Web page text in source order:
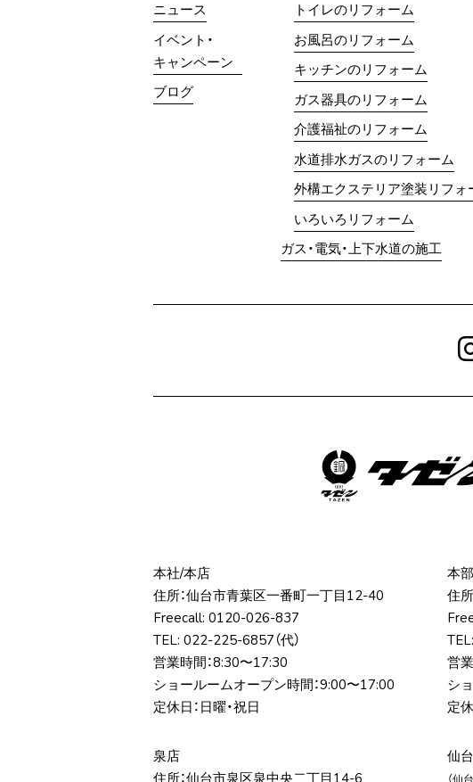
ニュース
イベント・
キャンペーン
ブログ
トイレのリフォーム
お風呂のリフォーム
キッチンのリフォーム
ガス器具のリフォーム
介護福祉のリフォーム
水道排水ガスのリフォーム
外構エクステリア塗装リフォ
いろいろリフォーム
ガス・電気・上下水道の施工
本社/本店
住所：仙台市⻘葉区⼀番町⼀丁⽬12-40
Freecall: 0120-026-837
TEL: 022-225-6857 （代）
営業時間：8:30〜17:30
ショールームオープン時間：9:00〜17:00
定休日：日曜・祝日
本
住
TEL:
営
シ
定
泉店
住所：仙台市泉区泉中央⼆丁⽬14-6
仙
（仙